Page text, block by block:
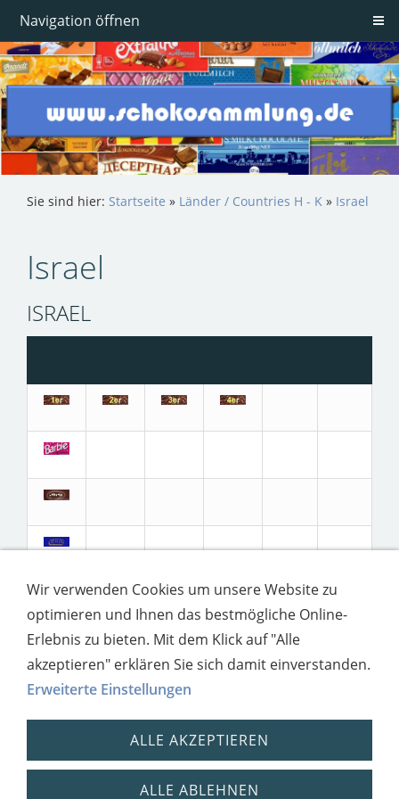
Navigation öffnen
Sie sind hier: Startseite » Länder / Countries H - K » Israel
Israel
ISRAEL
Wir verwenden Cookies um unsere Website zu
optimieren und Ihnen das bestmögliche Online-
Erlebnis zu bieten. Mit dem Klick auf "Alle
akzeptieren" erklären Sie sich damit einverstanden.
Erweiterte Einstellungen
ALLE AKZEPTIEREN
ALLE ABLEHNEN